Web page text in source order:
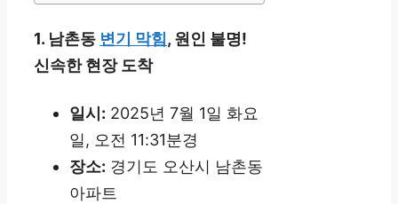
1. 남촌동 변기 막힘, 원인 불명!
신속한 현장 도착
일시: 2025년 7월 1일 화요
일, 오전 11:31분경
장소: 경기도 오산시 남촌동
아파트